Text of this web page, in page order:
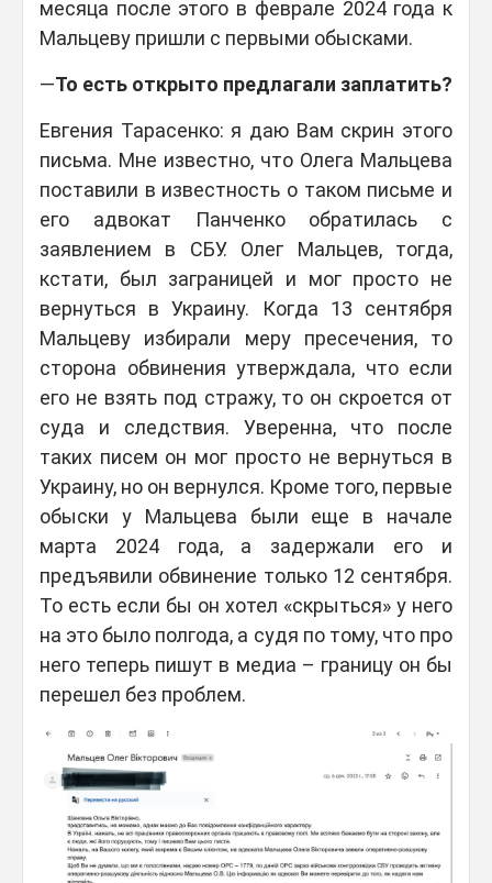
месяца после этого в феврале 2024 года к
Мальцеву пришли с первыми обысками.
—То есть открыто предлагали заплатить?
Евгения Тарасенко: я даю Вам скрин этого
письма. Мне известно, что Олега Мальцева
поставили в известность о таком письме и
его адвокат Панченко обратилась с
заявлением в СБУ. Олег Мальцев, тогда,
кстати, был заграницей и мог просто не
вернуться в Украину. Когда 13 сентября
Мальцеву избирали меру пресечения, то
сторона обвинения утверждала, что если
его не взять под стражу, то он скроется от
суда и следствия. Уверенна, что после
таких писем он мог просто не вернуться в
Украину, но он вернулся. Кроме того, первые
обыски у Мальцева были еще в начале
марта 2024 года, а задержали его и
предъявили обвинение только 12 сентября.
То есть если бы он хотел «скрыться» у него
на это было полгода, а судя по тому, что про
него теперь пишут в медиа – границу он бы
перешел без проблем.